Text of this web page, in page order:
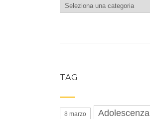
Categorie
TAG
8 marzo
Adolescenza